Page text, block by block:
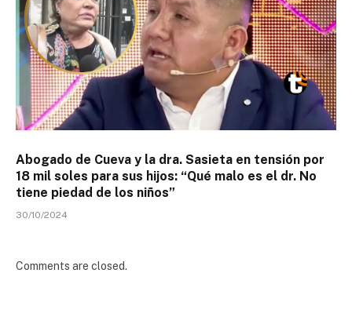
Abogado de Cueva y la dra. Sasieta en tensión por
18 mil soles para sus hijos: “Qué malo es el dr. No
tiene piedad de los niños”
30/10/2024
Comments are closed.